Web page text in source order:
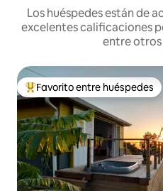
Los huéspedes están de
excelentes calificaciones
entre
De los mejores en Favorito
Favorito entre huéspedes